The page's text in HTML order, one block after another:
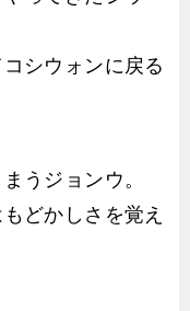
シウォンに戻る
うジョンウ。
どかしさを覚え